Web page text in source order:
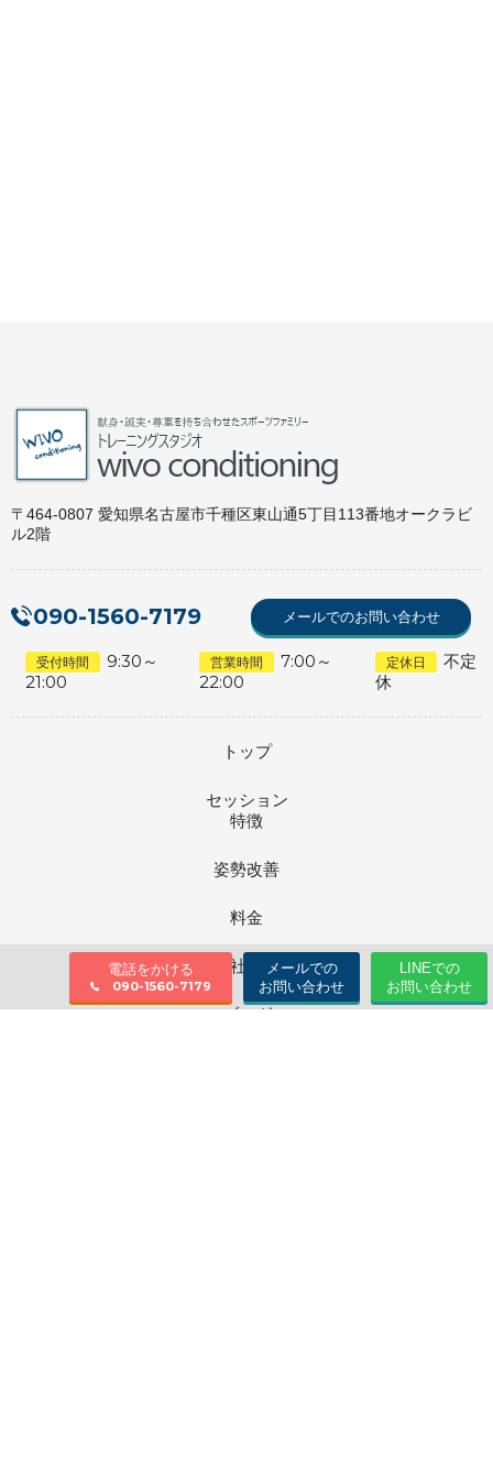
〒464-0807 愛知県名古屋市千種区東山通5丁目113番地オークラビ
ル2階
090-1560-7179 メールでのお問い合わせ
受付時間
9:30～
21:00
営業時間
7:00～
22:00
定休日
不定
休
トップ
セッション
特徴
姿勢改善
料金
会社情報
ブログ
電話をかける
090-1560-7179
メールでの
お問い合わせ
LINEでの
お問い合わせ